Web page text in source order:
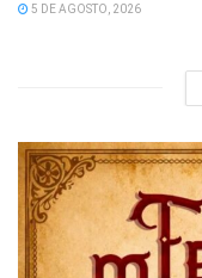
5 DE AGOSTO, 2026